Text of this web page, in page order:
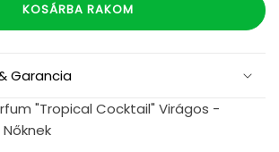
KOSÁRBA RAKOM
Garancia
"Tropical Cocktail" Virágos -